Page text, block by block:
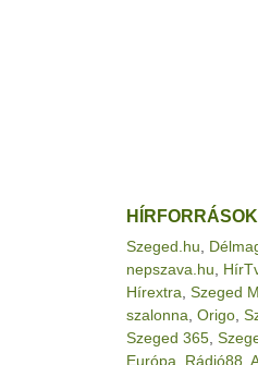
HÍRFORRÁSOK
Szeged.hu
nepszava.hu
Hírextra Szeged
szalonna Origo
Szeged 365
Európa
Rádió88